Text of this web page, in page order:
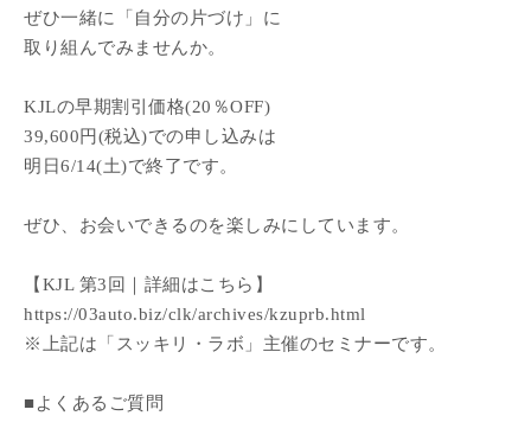
ぜひ一緒に「自分の片づけ」に
取り組んでみませんか。
KJLの早期割引価格(20％OFF)
39,600円(税込)での申し込みは
明日6/14(土)で終了です。
ぜひ、お会いできるのを楽しみにしています。
【KJL 第3回｜詳細はこちら】
https://03auto.biz/clk/archives/kzuprb.html
※上記は「スッキリ・ラボ」主催のセミナーです。
■よくあるご質問